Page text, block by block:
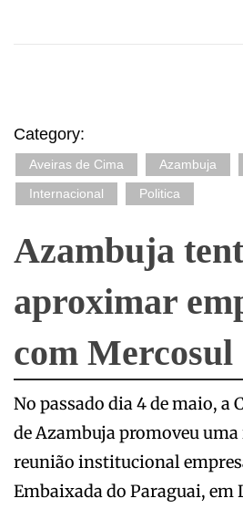
Category:
Aveiras de Cima Azambuja
Internacional
Politica
Azambuja
aproximar
com Mercosul
No passado dia 4 de maio, a
de Azambuja promoveu
reunião institucional
Embaixada do Paraguai, em